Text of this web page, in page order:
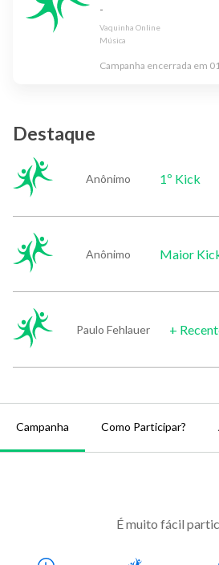
Campanha Como Participar?
É muito fácil
-
Vaquinha Online
Música
Campanha encerrada em
Destaque
Anônimo 1º Kick
Anônimo Maior
Paulo Fehlauer +